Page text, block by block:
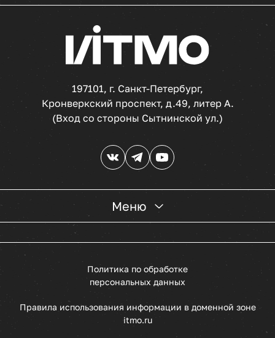
197101, г. Санкт-Петербург,
Кронверкский проспект, д.49, литер А.
(Вход со стороны Сытнинской ул.)
Меню
Политика по обработке
персональных данных
Правила использования информации в доменной зоне
itmo.ru